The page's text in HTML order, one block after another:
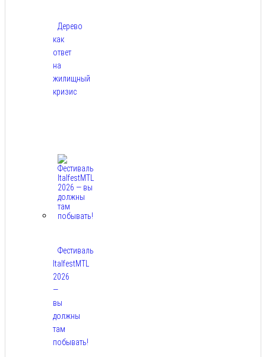
Дерево
как
ответ
на
жилищный
кризис
Фестиваль
ItalfestMTL
2026
—
вы
должны
там
побывать!